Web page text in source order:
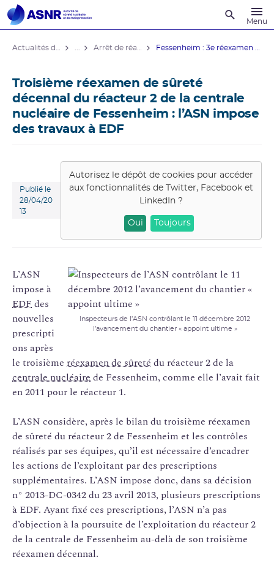
Menu
Troisième réexamen de sûreté
décennal du réacteur 2 de la centrale
nucléaire de Fessenheim : l’ASN impose
des travaux à EDF
Publié le
28/04/20
13
Autorisez le dépôt de cookies pour accéder
aux fonctionnalités deTwitter, Facebook et
LinkedIn ?
Oui Toujours
Inspecteurs de l’ASN contrôlant le 11 décembre 2012
l’avancement du chantier « appoint ultime »
L’ASN
impose à
EDFdes
nouvelles
prescripti
ons après
le troisième réexamen de sûreté du réacteur 2 de la
centrale nucléairede Fessenheim, comme elle l’avait fait
en 2011 pour le réacteur 1.
L’ASN considère, après le bilan du troisième réexamen
de sûreté du réacteur 2 de Fessenheim et les contrôles
réalisés par ses équipes, qu’il est nécessaire d’encadrer
les actions de l’exploitant par des prescriptions
supplémentaires. L’ASN impose donc, dans sa décision
n° 2013-DC-0342 du 23 avril 2013, plusieurs prescriptions
à EDF. Ayant fixé ces prescriptions, l’ASN n’a pas
d’objection à la poursuite de l’exploitation du réacteur 2
de la centrale de Fessenheim au-delà de son troisième
réexamen décennal.